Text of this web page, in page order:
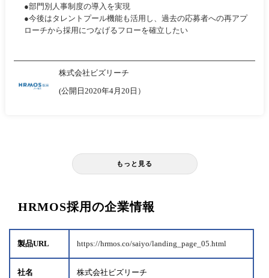
●部門別人事制度の導入を実現
●今後はタレントプール機能も活用し、過去の応募者への再アプ
ローチから採用につなげるフローを確立したい
株式会社ビズリーチ
(公開日2020年4月20日）
もっと見る
HRMOS採用の企業情報
製品URL https://hrmos.co/saiyo/landing_page_05.html
社名 株式会社ビズリーチ